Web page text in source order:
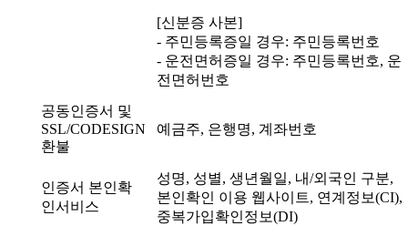
[신분증 사본]
- 주민등록증일 경우: 주민등록번호
- 운전면허증일 경우: 주민등록번호, 운
전면허번호
공동인증서 및
SSL/CODESIGN
환불
예금주, 은행명, 계좌번호
인증서 본인확
인서비스
성명, 성별, 생년월일, 내/외국인 구분,
본인확인 이용 웹사이트, 연계정보(CI),
중복가입확인정보(DI)